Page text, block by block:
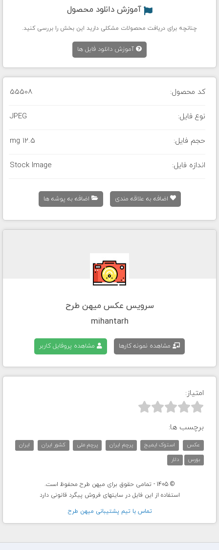
آموزش دانلود محصول
چنانچه برای دریافت محصولات مشکلی دارید این بخش را بررسی کنید.
آموزش دانلود فایل ها
کد محصول: 55508
نوع فایل: JPEG
حجم فایل: 12.5 mg
اندازه فایل: Stock Image
اضافه به علاقه مندی اضافه به پوشه ها
سرویس عکس میهن طرح
mihantarh
مشاهده نمونه کارها مشاهده پروفایل کاربر
امتیاز:



برچسب ها:
عکس استوک ایمیج پرچم ایران پرچم ملی کشور ایران
ایران
بورس
دلار
© 1405 - تمامی حقوق برای میهن طرح محفوظ است.
استفاده از این فایل در سایتهای فروش پیگرد قانونی دارد
تماس با تيم پشتيبانی ميهن طرح